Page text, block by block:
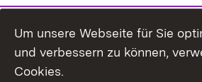
Um unsere Webseite für Sie
und verbessern zu können,
Cookies.